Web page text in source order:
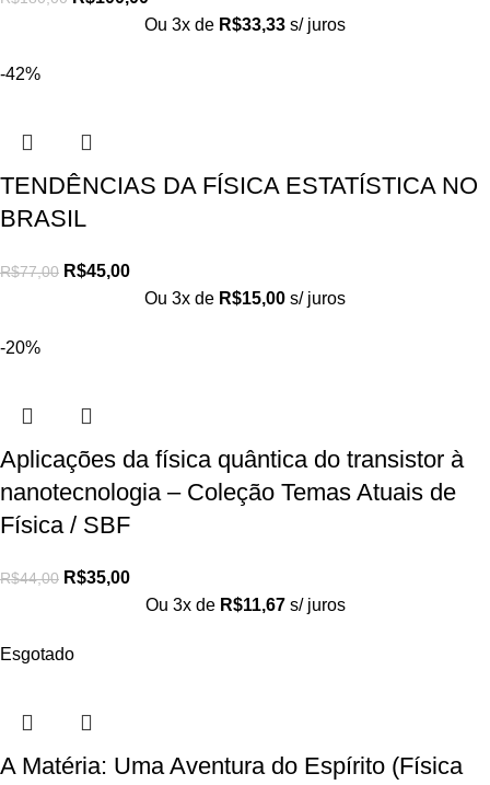
Ou 3x de R$33,33 s/ juros
-42%
TENDÊNCIAS DA FÍSICA ESTATÍSTICA NO
BRASIL
R$77,00 R$45,00
Ou 3x de R$15,00 s/ juros
-20%
Aplicações da física quântica do transistor à
nanotecnologia – Coleção Temas Atuais de
Física / SBF
R$44,00 R$35,00
Ou 3x de R$11,67 s/ juros
Esgotado
A Matéria: Uma Aventura do Espírito (Física